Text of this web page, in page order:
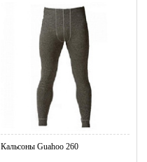
Кальсоны Guahoo 260